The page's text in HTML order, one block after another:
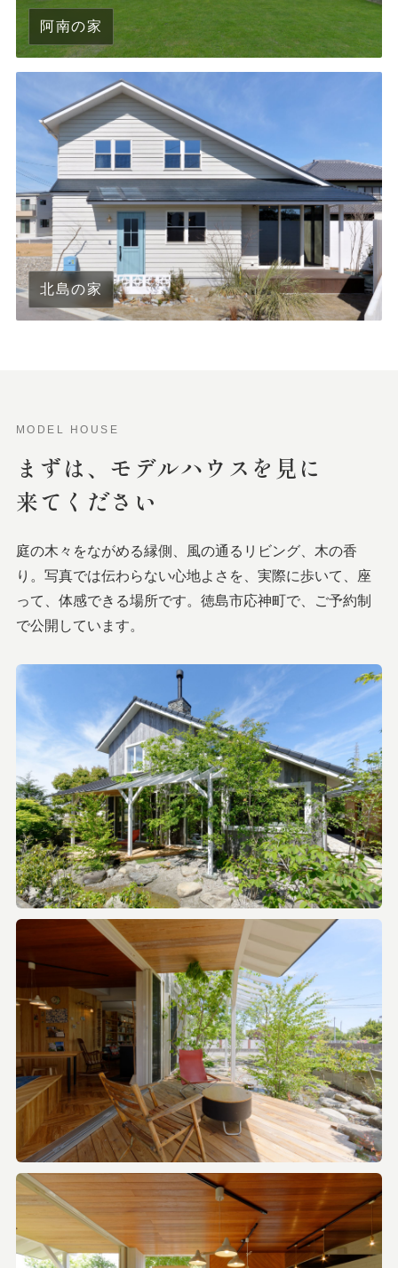
阿南の家
北島の家
MODEL HOUSE
まずは、 モデルハウスを 見に
来てください
庭の木々をながめる縁側、風の通るリビング、木の香
り。写真では伝わらない心地よさを、実際に歩いて、座
って、体感できる場所です。徳島市応神町で、ご予約制
で公開しています。